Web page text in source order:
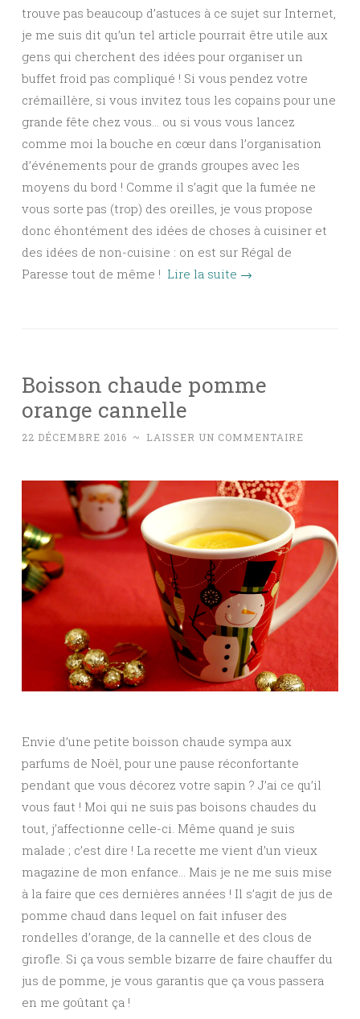
trouve pas beaucoup d’astuces à ce sujet sur Internet,
je me suis dit qu’un tel article pourrait être utile aux
gens qui cherchent des idées pour organiser un
buffet froid pas compliqué ! Si vous pendez votre
crémaillère, si vous invitez tous les copains pour une
grande fête chez vous… ou si vous vous lancez
comme moi la bouche en cœur dans l’organisation
d’événements pour de grands groupes avec les
moyens du bord ! Comme il s’agit que la fumée ne
vous sorte pas (trop) des oreilles, je vous propose
donc éhontément des idées de choses à cuisiner et
des idées de non-cuisine : on est sur Régal de
Paresse tout de même ! Lire la suite →
Boisson chaude pomme
orange cannelle
22 DÉCEMBRE 2016 ~ LAISSER UN COMMENTAIRE
Envie d’une petite boisson chaude sympa aux
parfums de Noël, pour une pause réconfortante
pendant que vous décorez votre sapin ? J’ai ce qu’il
vous faut ! Moi qui ne suis pas boisons chaudes du
tout, j’affectionne celle-ci. Même quand je suis
malade ; c’est dire ! La recette me vient d’un vieux
magazine de mon enfance… Mais je ne me suis mise
à la faire que ces dernières années ! Il s’agit de jus de
pomme chaud dans lequel on fait infuser des
rondelles d’orange, de la cannelle et des clous de
girofle. Si ça vous semble bizarre de faire chauffer du
jus de pomme, je vous garantis que ça vous passera
en me goûtant ça !